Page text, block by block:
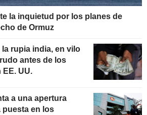
la inquietud por los planes de
de Ormuz
rupia india, en vilo
antes de los
UU.
a una apertura
puesta en los